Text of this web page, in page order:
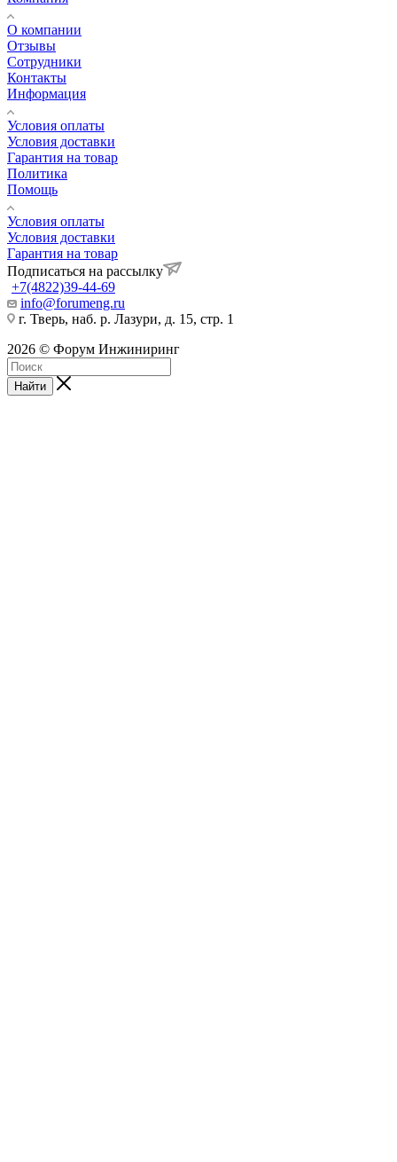
О компании
Отзывы
Сотрудники
Контакты
Информация
Условия оплаты
Условия доставки
Гарантия на товар
Политика
Помощь
Условия оплаты
Условия доставки
Гарантия на товар
Подписаться на рассылку
+7(4822)39-44-69
info@forumeng.ru
г. Тверь, наб. р. Лазури, д. 15, стр. 1
2026 © Форум Инжиниринг
Найти